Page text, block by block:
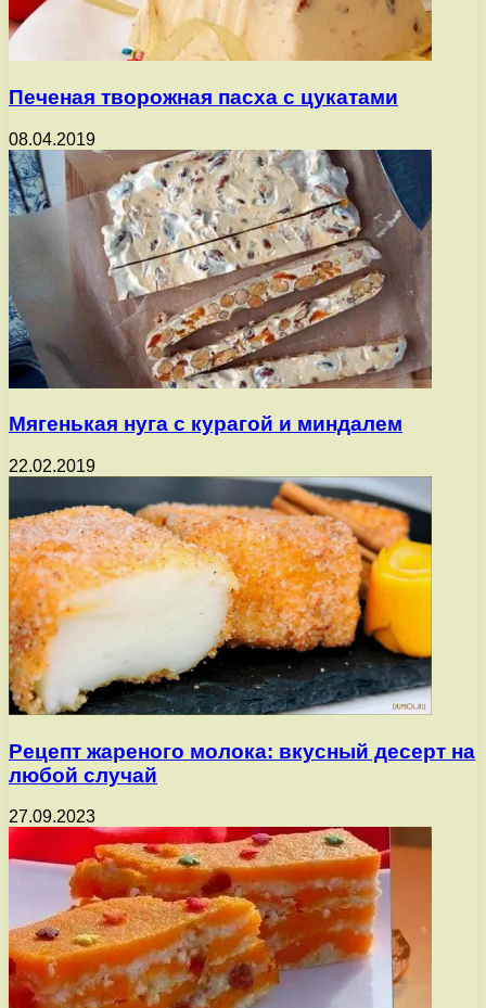
Печеная творожная пасха с цукатами
08.04.2019
Мягенькая нуга с курагой и миндалем
22.02.2019
Рецепт жареного молока: вкусный десерт на
любой случай
27.09.2023